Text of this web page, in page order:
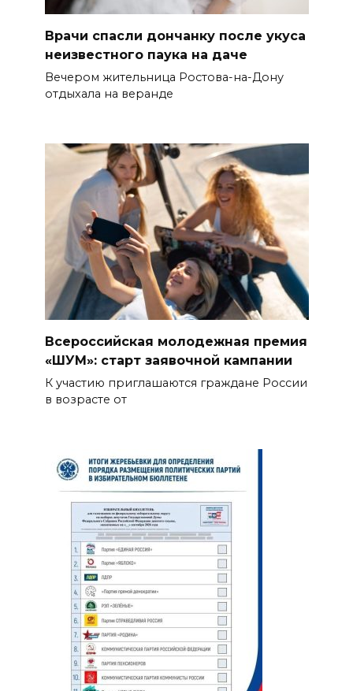
Врачи спасли дончанку после укуса
неизвестного паука на даче
Вечером жительница Ростова-на-Дону
отдыхала на веранде
Всероссийская молодежная премия
«ШУМ»: старт заявочной кампании
К участию приглашаются граждане России
в возрасте от